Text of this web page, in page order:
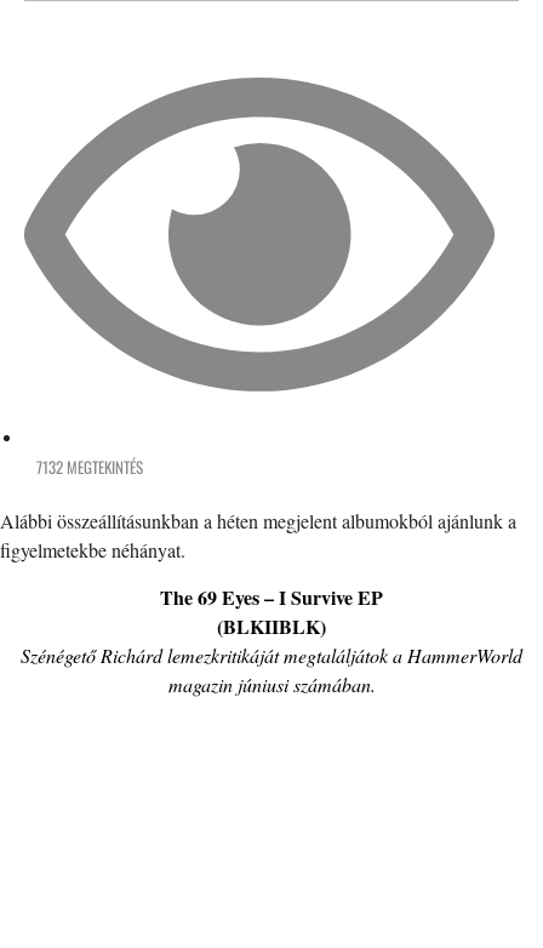
7132 MEGTEKINTÉS
Alábbi összeállításunkban a héten megjelent albumokból ajánlunk a
figyelmetekbe néhányat.
The 69 Eyes – I Survive EP
(BLKIIBLK)
Szénégető Richárd lemezkritikáját megtaláljátok a HammerWorld
magazin júniusi számában.